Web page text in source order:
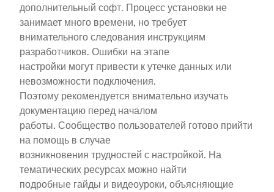
дополнительный софт. Процесс установки не
занимает много времени, но требует
внимательного следования инструкциям
разработчиков. Ошибки на этапе
настройки могут привести к утечке данных или
невозможности подключения.
Поэтому рекомендуется внимательно изучать
документацию перед началом
работы. Сообщество пользователей готово прийти
на помощь в случае
возникновения трудностей с настройкой. На
тематических ресурсах можно найти
подробные гайды и видеоуроки, объясняющие